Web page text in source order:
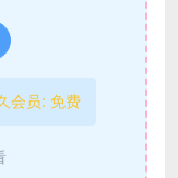
会员: 免费